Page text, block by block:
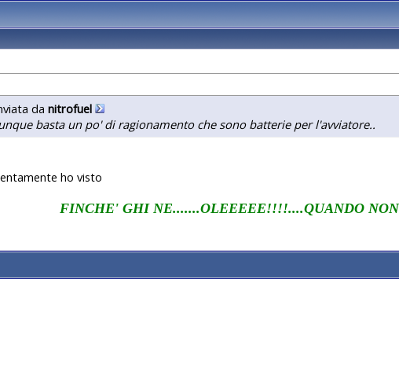
da nitrofuel
basta un po' di ragionamento che sono batterie per l'avviatore..
ho visto
FINCHE' GHI NE.......OLEEEEE!!!!....QUANDO